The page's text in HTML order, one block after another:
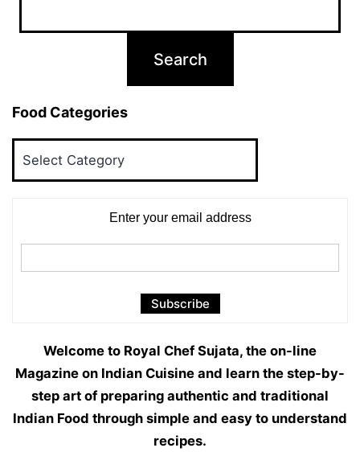
Food Categories
Enter your email address
Welcome to Royal Chef Sujata, the on-line
Magazine on Indian Cuisine and learn the step-by-
step art of preparing authentic and traditional
Indian Food through simple and easy to understand
recipes.